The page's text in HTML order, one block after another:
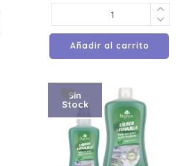
Añadir al carrito
Sin
Stock